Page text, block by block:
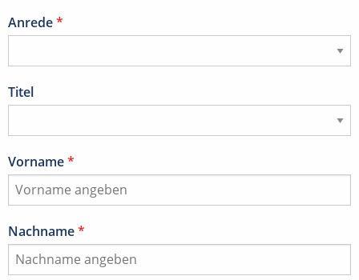
Anrede*
Titel
Vorname*
Nachname*